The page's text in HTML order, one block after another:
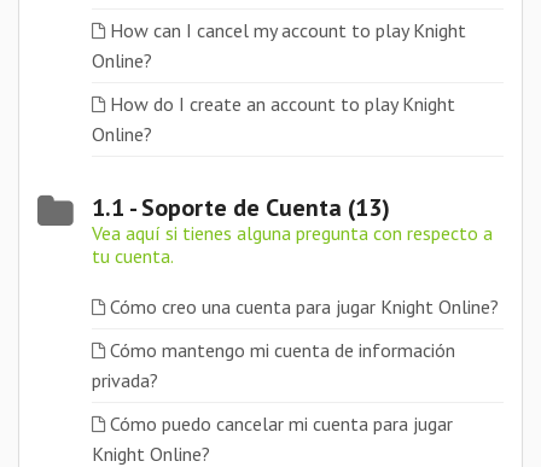
How can I cancel my account to play Knight
Online?
How do I create an account to play Knight
Online?
1.1 - Soporte de Cuenta (13)
Vea aquí si tienes alguna pregunta con respecto a
tu cuenta.
Cómo creo una cuenta para jugar Knight Online?
Cómo mantengo mi cuenta de información
privada?
Cómo puedo cancelar mi cuenta para jugar
Knight Online?